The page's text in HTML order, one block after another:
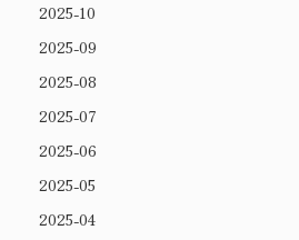
2025-10
2025-09
2025-08
2025-07
2025-06
2025-05
2025-04